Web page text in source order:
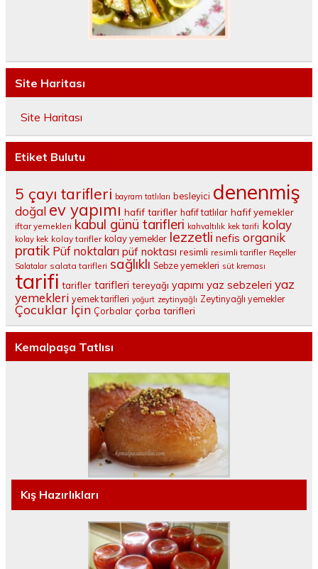
Site Haritası
Site Haritası
Etiket Bulutu
5 çayı tarifleri bayram tatlıları besleyici denenmiş
doğal ev yapımı hafif tarifler hafif tatlılar hafif yemekler
iftar yemekleri kabul günü tarifleri kahvaltılık kek tarifi kolay
kolay kek kolay tarifler kolay yemekler lezzetli nefis organik
pratik Püf noktaları püf noktası resimli resimli tarifler Reçeller
Salatalar salata tarifleri sağlıklı Sebze yemekleri süt kreması
tarifi tarifler tarifleri tereyağı yapımı yaz sebzeleri yaz
yemekleri yemek tarifleri yoğurt zeytinyağlı Zeytinyağlı yemekler
Çocuklar İçin Çorbalar çorba tarifleri
Kemalpaşa Tatlısı
Kış Hazırlıkları